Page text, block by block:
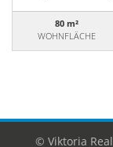
80 m²
WOHNFLÄCHE
© Viktoria